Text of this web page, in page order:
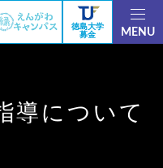
徳島大学
募金
MENU
導について